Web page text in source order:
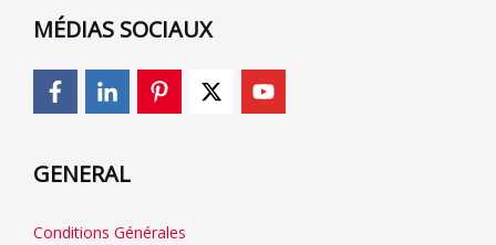
MÉDIAS SOCIAUX
GENERAL
Conditions Générales